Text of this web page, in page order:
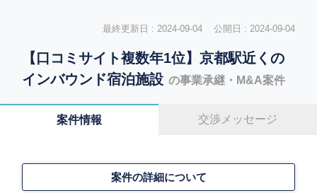
最終更新日 : 2024-09-04 公開日 : 2024-09-04
【口コミサイト複数年1位】京都駅近くの
インバウンド宿泊施設 の事業承継・M&A案件
案件情報 交渉メッセージ
案件の詳細について